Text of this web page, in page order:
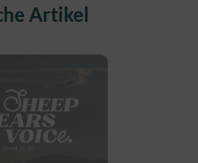
Artikel